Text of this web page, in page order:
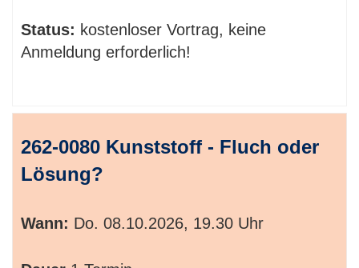
Status: kostenloser Vortrag, keine
Anmeldung erforderlich!
262-0080 Kunststoff - Fluch oder
Lösung?
Wann: Do. 08.10.2026, 19.30 Uhr